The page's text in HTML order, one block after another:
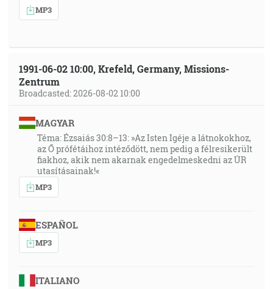
MP3
1991-06-02 10:00, Krefeld, Germany, Missions-
Zentrum
Broadcasted: 2026-08-02 10:00
MAGYAR
Téma: Ézsaiás 30:8–13: »Az Isten Igéje a látnokokhoz,
az Ő prófétáihoz intéződött, nem pedig a félresikerült
fiakhoz, akik nem akarnak engedelmeskedni az ÚR
utasításainak!«
MP3
ESPAÑOL
MP3
ITALIANO